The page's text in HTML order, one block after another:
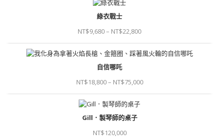
綠衣戰士
NT$9,680– NT$22,800
自信哪吒
NT$18,800– NT$75,000
Gill．製琴師的桌子
NT$120,000